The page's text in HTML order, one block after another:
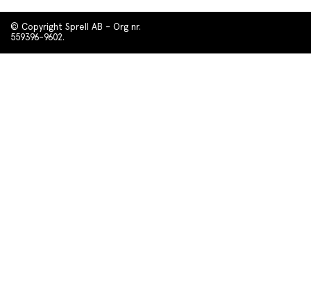
© Copyright Sprell AB - Org nr.
559396-9602.